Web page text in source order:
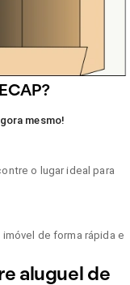
mesmo!, incompleto
mesmo!
o lugar ideal para
o lugar ideal para
de forma rápida
de forma rápida e
aluguel de